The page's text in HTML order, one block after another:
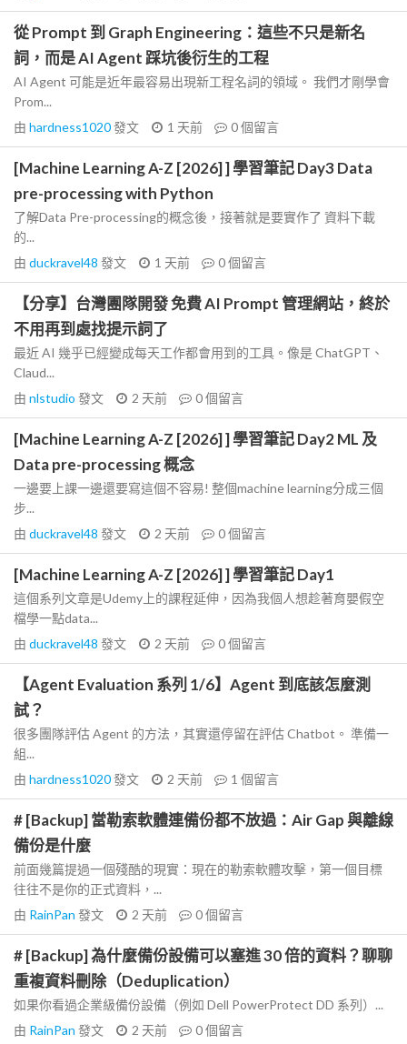
從 Prompt 到 Graph Engineering：這些不只是新名
詞，而是 AI Agent 踩坑後衍生的工程
AI Agent 可能是近年最容易出現新工程名詞的領域。 我們才剛學會
Prom...
由 hardness1020發文 1 天前 0個留言
[Machine Learning A-Z [2026] ] 學習筆記 Day3 Data
pre-processing with Python
了解Data Pre-processing的概念後，接著就是要實作了 資料下載
的...
由 duckravel48 發文 1 天前 0個留言
【分享】台灣團隊開發 免費 AI Prompt 管理網站，終於
不用再到處找提示詞了
最近 AI 幾乎已經變成每天工作都會用到的工具。像是 ChatGPT、
Claud...
由 nlstudio 發文 2 天前 0個留言
[Machine Learning A-Z [2026] ] 學習筆記 Day2 ML 及
Data pre-processing 概念
一邊要上課一邊還要寫這個不容易! 整個machine learning分成三個
步...
由 duckravel48 發文 2 天前 0個留言
[Machine Learning A-Z [2026] ] 學習筆記 Day1
這個系列文章是Udemy上的課程延伸，因為我個人想趁著育嬰假空
檔學一點data...
由 duckravel48 發文 2 天前 0個留言
【Agent Evaluation 系列 1/6】Agent 到底該怎麼測
試？
很多團隊評估 Agent 的方法，其實還停留在評估 Chatbot。 準備一
組...
由 hardness1020發文 2 天前 1 個留言
# [Backup] 當勒索軟體連備份都不放過：Air Gap 與離線
備份是什麼
前面幾篇提過一個殘酷的現實：現在的勒索軟體攻擊，第一個目標
往往不是你的正式資料，...
由 RainPan 發文 2 天前 0個留言
# [Backup] 為什麼備份設備可以塞進 30 倍的資料？聊聊
重複資料刪除（Deduplication）
如果你看過企業級備份設備（例如 Dell PowerProtect DD 系列）...
由 RainPan 發文 2 天前 0個留言